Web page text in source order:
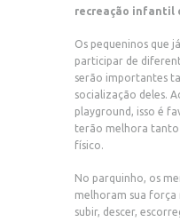
recreação infantil
Os pequeninos que
participar de
serão importantes
socialização deles.
playground, isso é
terão melhora
físico.
No parquinho, os
melhoram sua força
subir, descer,